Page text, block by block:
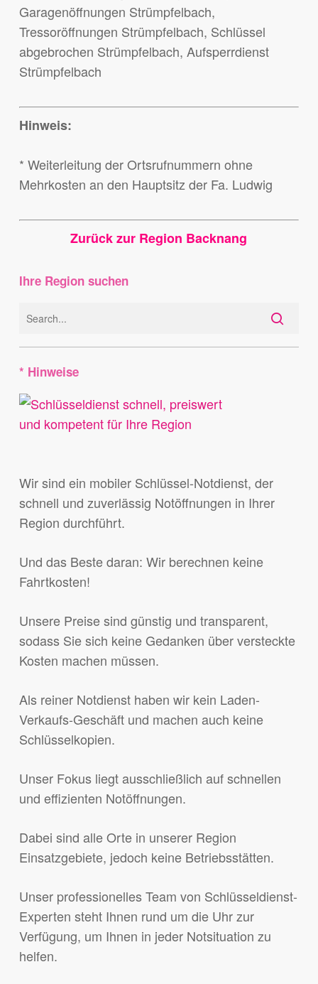
Garagenöffnungen Strümpfelbach,
Tressoröffnungen Strümpfelbach, Schlüssel
abgebrochen Strümpfelbach, Aufsperrdienst
Strümpfelbach
Hinweis:
* Weiterleitung der Ortsrufnummern ohne
Mehrkosten an den Hauptsitz der Fa. Ludwig
Zurück zur Region Backnang
Ihre Region suchen
* Hinweise
Wir sind ein mobiler Schlüssel-Notdienst, der
schnell und zuverlässig Notöffnungen in Ihrer
Region durchführt.
Und das Beste daran: Wir berechnen keine
Fahrtkosten!
Unsere Preise sind günstig und transparent,
sodass Sie sich keine Gedanken über versteckte
Kosten machen müssen.
Als reiner Notdienst haben wir kein Laden-
Verkaufs-Geschäft und machen auch keine
Schlüsselkopien.
Unser Fokus liegt ausschließlich auf schnellen
und effizienten Notöffnungen.
Dabei sind alle Orte in unserer Region
Einsatzgebiete, jedoch keine Betriebsstätten.
Unser professionelles Team von Schlüsseldienst-
Experten steht Ihnen rund um die Uhr zur
Verfügung, um Ihnen in jeder Notsituation zu
helfen.